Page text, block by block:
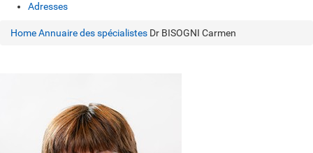
Adresses
HomeAnnuaire des spécialistes Dr BISOGNI Carmen